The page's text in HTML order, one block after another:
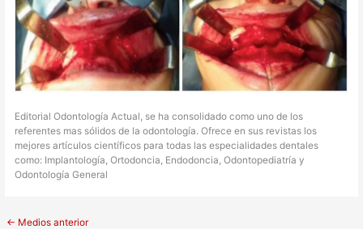
Editorial Odontología Actual, se ha consolidado como uno de los
referentes mas sólidos de la odontología. Ofrece en sus revistas los
mejores artículos científicos para todas las especialidades dentales
como: Implantología, Ortodoncia, Endodoncia, Odontopediatría y
Odontología General
← Medios anterior